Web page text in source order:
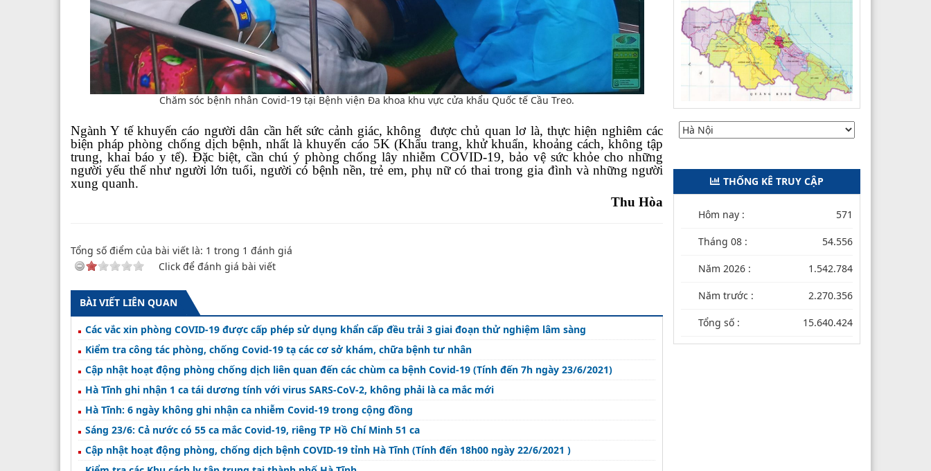
Chăm sóc bệnh nhân Covid-19 tại Bệnh viện Đa khoa khu vực cửa khẩu Quốc tế Cầu Treo.
Ngành Y tế khuyến cáo người dân cần hết sức cảnh giác, không được chủ quan lơ là, thực hiện nghiêm các
biện pháp phòng chống dịch bệnh, nhất là khuyến cáo 5K (Khẩu trang, khử khuẩn, khoảng cách, không tập
trung, khai báo y tế). Đặc biệt, cần chú ý phòng chống lây nhiễm COVID-19, bảo vệ sức khỏe cho những
người yếu thế như người lớn tuổi, người có bệnh nền, trẻ em, phụ nữ có thai trong gia đình và những người
xung quanh.
Thu Hòa
Tổng số điểm của bài viết là: 1 trong 1 đánh giá
Click để đánh giá bài viết
BÀI VIẾT LIÊN QUAN
Các vắc xin phòng COVID-19 được cấp phép sử dụng khẩn cấp đều trải 3 giai đoạn thử nghiệm lâm sàng
Kiểm tra công tác phòng, chống Covid-19 tạ các cơ sở khám, chữa bệnh tư nhân
Cập nhật hoạt động phòng chống dịch liên quan đến các chùm ca bệnh Covid-19 (Tính đến 7h ngày 23/6/2021)
Hà Tĩnh ghi nhận 1 ca tái dương tính với virus SARS-CoV-2, không phải là ca mắc mới
Hà Tĩnh: 6 ngày không ghi nhận ca nhiễm Covid-19 trong cộng đồng
Sáng 23/6: Cả nước có 55 ca mắc Covid-19, riêng TP Hồ Chí Minh 51 ca
Cập nhật hoạt động phòng, chống dịch bệnh COVID-19 tỉnh Hà Tĩnh (Tính đến 18h00 ngày 22/6/2021 )
THỐNG KÊ TRUY CẬP
Hôm nay : 571
Tháng 08 : 54.556
Năm 2026 : 1.542.784
Năm trước : 2.270.356
Tổng số : 15.640.424